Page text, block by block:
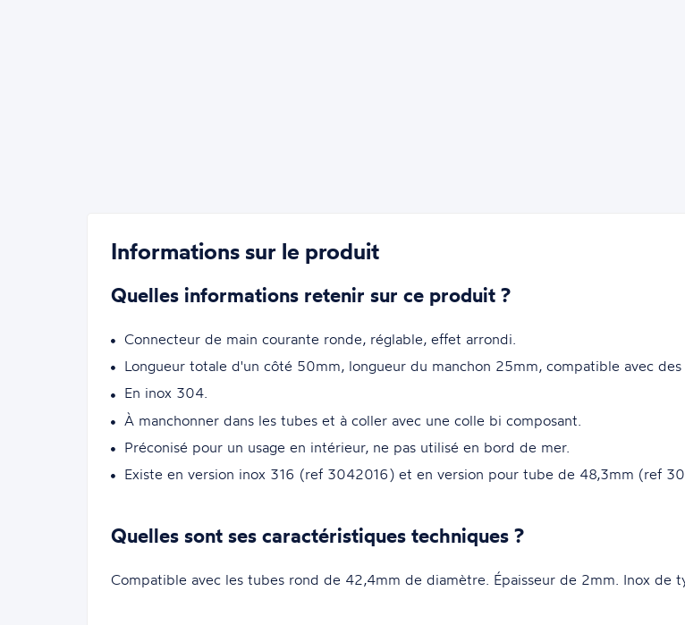
Informations sur le produit
Quelles informations retenir sur ce produit ?
Connecteur de main courante ronde, réglable, effet arrondi.
Longueur totale d'un côté 50mm, longueur du manchon 25mm, compatible avec
En inox 304.
À manchonner dans les tubes et à coller avec une colle bi composant.
Préconisé pour un usage en intérieur, ne pas utilisé en bord de mer.
Existe en version inox 316 (ref 3042016) et en version pour tube de 48,3mm (ref
Quelles sont ses caractéristiques techniques ?
Compatible avec les tubes rond de 42,4mm de diamètre. Épaisseur de 2mm. Inox de